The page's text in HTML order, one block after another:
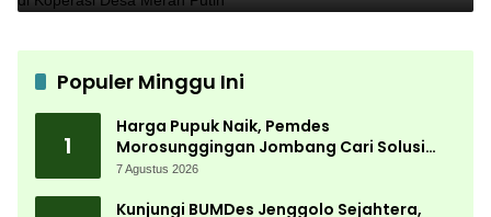
Populer Minggu Ini
1
Harga Pupuk Naik, Pemdes
Morosunggingan Jombang Cari Solusi
Lewat Kajian Akademik
7 Agustus 2026
Kunjungi BUMDes Jenggolo Sejahtera,